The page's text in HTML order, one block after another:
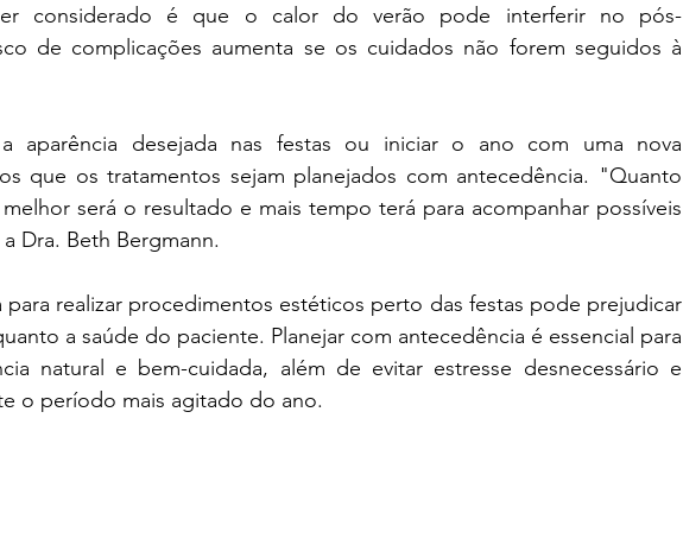
considerado é que o calor do verão pode interferir no pós-
de complicações aumenta se os cuidados não forem seguidos à
aparência desejada nas festas ou iniciar o ano com uma nova
que os tratamentos sejam planejados com antecedência. "Quanto
será o resultado e mais tempo terá para acompanhar possíveis
Dra. Beth Bergmann.
para realizar procedimentos estéticos perto das festas pode prejudicar
a saúde do paciente. Planejar com antecedência é essencial para
natural e bem-cuidada, além de evitar estresse desnecessário e
o período mais agitado do ano.